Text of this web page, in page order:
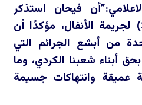
فيحان استذكر
الذكرى السنوية الـ (38) لجريمة الأنفال، مؤكدًا أن
من أبشع الجرائم التي
أبناء شعبنا الكردي، وما
عميقة وانتهاكات جسيمة